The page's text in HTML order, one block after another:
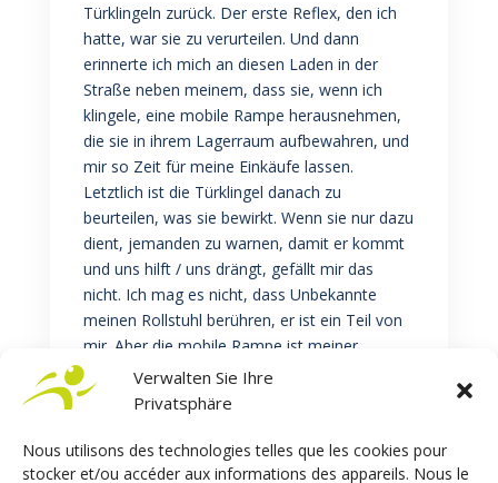
Verwalten Sie Ihre
Privatsphäre
Nous utilisons des technologies telles que les cookies pour
stocker et/ou accéder aux informations des appareils. Nous le
Türklingeln zurück. Der erste Reflex, den ich
hatte, war sie zu verurteilen. Und dann
erinnerte ich mich an diesen Laden in der
Straße neben meinem, dass sie, wenn ich
klingele, eine mobile Rampe herausnehmen,
die sie in ihrem Lagerraum aufbewahren, und
mir so Zeit für meine Einkäufe lassen.
Letztlich ist die Türklingel danach zu
beurteilen, was sie bewirkt. Wenn sie nur dazu
dient, jemanden zu warnen, damit er kommt
und uns hilft / uns drängt, gefällt mir das
nicht. Ich mag es nicht, dass Unbekannte
meinen Rollstuhl berühren, er ist ein Teil von
mir. Aber die mobile Rampe ist meiner
Meinung nach eine gute Alternative: Auf
Wiedersehen administrative Verpflichtungen